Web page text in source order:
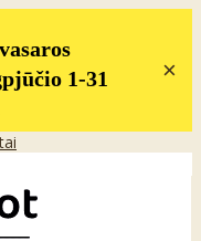
1-31
×